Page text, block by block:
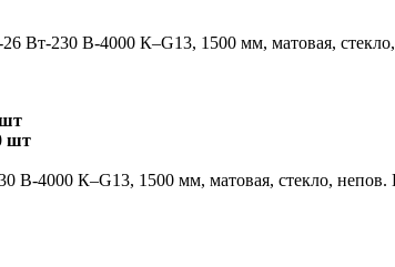
шт
В-4000 К–G13, 1500 мм, матовая, стекло, непов.